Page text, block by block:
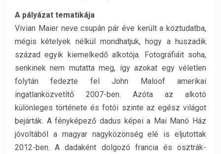
A pályázat tematikája
Vivian Maier neve csupán pár éve került a köztudatba,
mégis kételyek nélkül mondhatjuk, hogy a huszadik
század egyik kiemelkedő alkotója. Fotográfiáit soha,
senkinek nem mutatta meg, így azokat egy véletlen
folytán fedezte fel John Maloof amerikai
ingatlanközvetítő 2007-ben. Azóta az alkotó
különleges története és fotói szinte az egész világot
bejárták. A fényképező dadus képei a Mai Manó Ház
jóvoltából a magyar nagyközönség elé is eljutottak
2012-ben. A dadaként dolgozó francia és osztrák-